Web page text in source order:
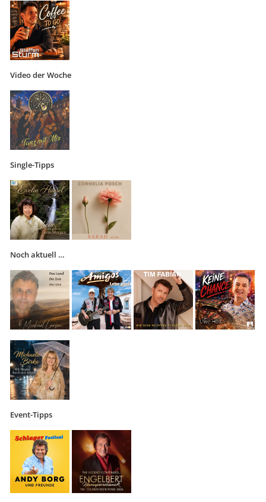
Video der Woche
Single-Tipps
Noch aktuell …
Event-Tipps